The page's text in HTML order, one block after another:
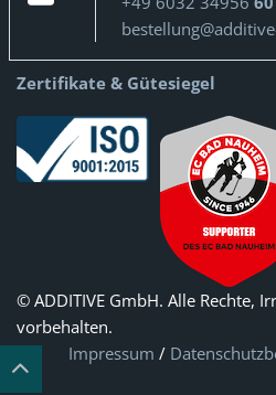
Zertifikate & Gütesiegel
© ADDITIVE GmbH. Alle Rechte,
vorbehalten.
Impressum /